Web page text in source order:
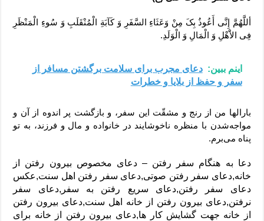
أللَّهُمَّ إِنَّی أَعُوذُ بِکَ مِنْ وَعَثَاءِ السَّفَرِ وَ کَآبَةِ الْمُنْقَلَبِ وَ سُوءِ الْمَنْظَرِ
فِی الاَْهْلِ وَ الْمَالِ وَ الْوَلَدِ.
اینم ببین: دعای مجرب برای سلامت برگشتن مسافر از
سفر و حفظ از بلایا و خطرات
بارالها من از رنج و مشقّت این سفر، و بازگشت پر اندوه از آن و
مواجه‌شدن با منظره ناخوشایند در خانواده و مال و فرزند، به تو
پناه می‌برم.
دعا به هنگام سفر رفتن – دعای مخصوص بیرون‌ رفتن از
خانه,دعای سفر رفتن صوتی,دعای سفر رفتن اهل سنت,عکس
دعای سفر رفتن,دعای سریع رفتن به سفر,دعای سفر
نرفتن,دعای بیرون رفتن از خانه اهل سنت,دعای بیرون رفتن
از خانه جهت گشایش کار ها,دعای بیرون رفتن از خانه برای